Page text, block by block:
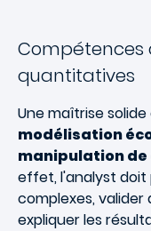
Compétences
quantitatives
Une maîtrise solide
modélisation
manipulation de
effet, l'analyst doit
complexes,
expliquer les